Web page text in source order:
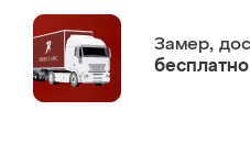
Замер,
бесплатно